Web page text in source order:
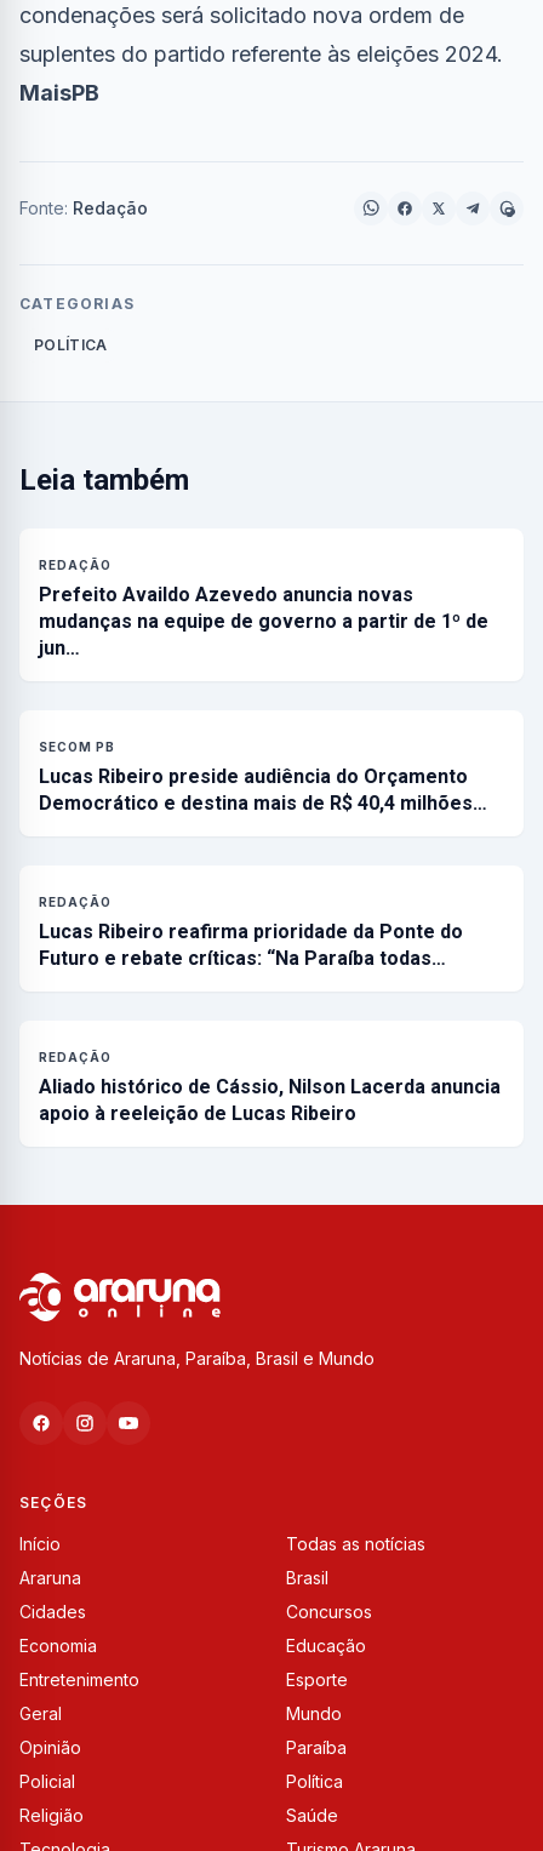
condenações será solicitado nova ordem de
suplentes do partido referente às eleições 2024.
MaisPB
Fonte: Redação
CATEGORIAS
POLÍTICA
Leia também
REDAÇÃO
Prefeito Availdo Azevedo anuncia novas
mudanças na equipe de governo a partir de 1º de
jun…
SECOM PB
Lucas Ribeiro preside audiência do Orçamento
Democrático e destina mais de R$ 40,4 milhões…
REDAÇÃO
Lucas Ribeiro reafirma prioridade da Ponte do
Futuro e rebate críticas: “Na Paraíba todas…
REDAÇÃO
Aliado histórico de Cássio, Nilson Lacerda anuncia
apoio à reeleição de Lucas Ribeiro
Notícias de Araruna, Paraíba, Brasil e Mundo
SEÇÕES
Início
Todas as notícias
Araruna
Brasil
Cidades
Concursos
Economia
Educação
Entretenimento
Esporte
Geral
Mundo
Opinião
Paraíba
Policial
Política
Religião
Saúde